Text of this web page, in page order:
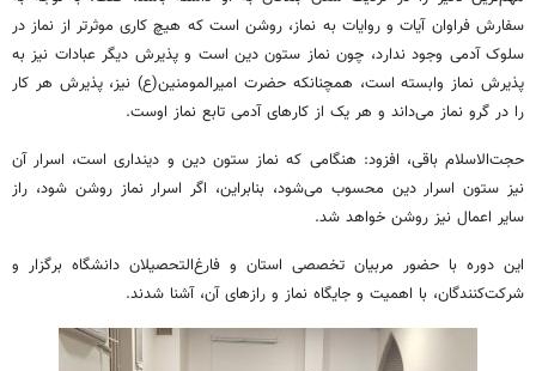
سفارش فراوان آیات و روایات به نماز، روشن است که هیچ کاری موثرتر از نماز در
سلوک آدمی وجود ندارد، چون نماز ستون دین است و پذیرش دیگر عبادات نیز به
پذیرش نماز وابسته است، همچنانکه حضرت امیرالمومنین(ع) نیز، پذیرش هر کار
را در گرو نماز می‌داند و هر یک از کارهای آدمی تابع نماز اوست.
حجت‌الاسلام باقی، افزود: هنگامی که نماز ستون دین و دینداری است، اسرار آن
نیز ستون اسرار دین محسوب می‌شود، بنابراین، اگر اسرار نماز روشن شود، راز
سایر اعمال نیز روشن خواهد شد.
این دوره با حضور مربیان تخصصی استان و فارغ‌التحصیلان دانشگاه برگزار و
شرکت‌کنندگان، با اهمیت و جایگاه نماز و رازهای آن، آشنا شدند.